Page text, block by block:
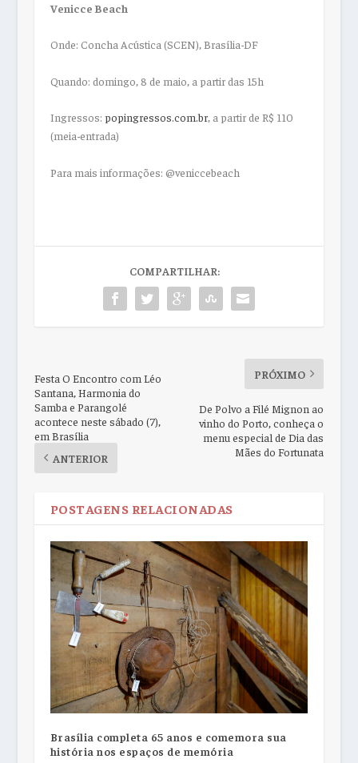
Venicce Beach
Onde: Concha Acústica (SCEN), Brasília-DF
Quando: domingo, 8 de maio, a partir das 15h
Ingressos: popingressos.com.br, a partir de R$ 110
(meia-entrada)
Para mais informações: @veniccebeach
COMPARTILHAR:
Festa O Encontro com Léo
Santana, Harmonia do
Samba e Parangolé
acontece neste sábado (7),
em Brasília
ANTERIOR
PRÓXIMO
De Polvo a Filé Mignon ao
vinho do Porto, conheça o
menu especial de Dia das
Mães do Fortunata
POSTAGENS RELACIONADAS
Brasília completa 65 anos e comemora sua
história nos espaços de memória